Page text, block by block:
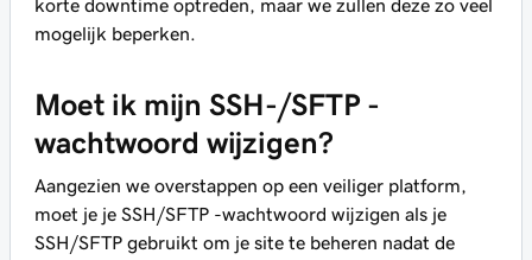
korte downtime optreden, maar we zullen deze zo veel
mogelijk beperken.
Moet ik mijn SSH-/SFTP -
wachtwoord wijzigen?
Aangezien we overstappen op een veiliger platform,
moet je je SSH/SFTP -wachtwoord wijzigen als je
SSH/SFTP gebruikt om je site te beheren nadat de